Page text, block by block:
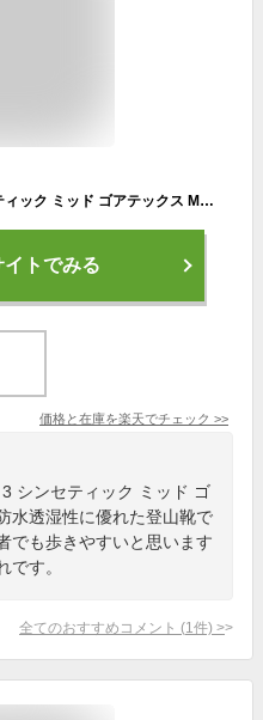
メレル レディース モアブ 3 シンセティック ミッド ゴアテックス MOAB 3 SYNTHETIC MID GORE-TEX 登山靴 山登り トレッキングシューズ 防水 ミッドカット ブラック 黒 カーキ 送料無料 MERRELL
トでみる
価格と在庫を楽天でチェック >>
シンセティック ミッド ゴ
水透湿性に優れた登山靴で
でも歩きやすいと思います
です。
全てのおすすめコメント (1 件) >